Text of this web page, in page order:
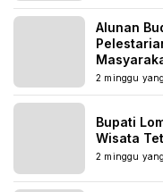
Alunan
2 minggu
Bupati
Wisata
2 minggu